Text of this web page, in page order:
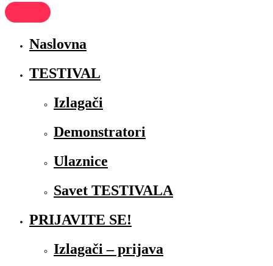
Naslovna
TESTIVAL
Izlagači
Demonstratori
Ulaznice
Savet TESTIVALA
PRIJAVITE SE!
Izlagači – prijava